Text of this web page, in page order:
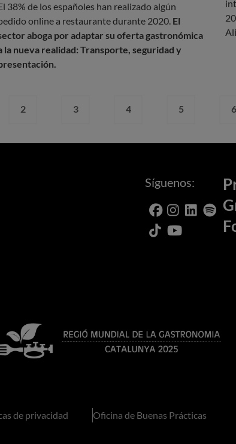
38% de los españoles han realizado algún
online a restaurante durante 2020. El
aboga por adaptar su oferta gastronómica
la nueva realidad: Transporte, seguridad y
Página
2 Página
3 Página
4 Página
5 6
Síguenos:
de privacidad Oficina de Buenas Prácticas